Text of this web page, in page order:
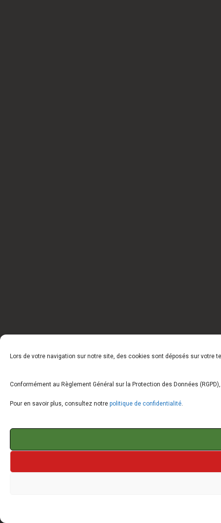
Lors de votre navigation sur notre site, des cookies sont déposés sur votre
Conformément au Règlement Général sur la Protection des Données
Pour en savoir plus, consultez notre politique de confidentialité.